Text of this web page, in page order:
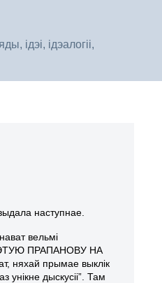
ідэі, ідэалогіі,
наступнае.
вельмі
ГЭТУЮ ПРАПАНОВУ НА
няхай прымае выклік
дыскусіі”. Там